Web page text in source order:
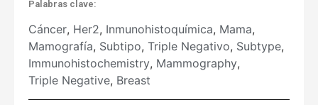
Palabras clave:
Cáncer, Her2, Inmunohistoquímica, Mama,
Mamografía, Subtipo, Triple Negativo, Subtype,
Immunohistochemistry, Mammography,
Triple Negative, Breast